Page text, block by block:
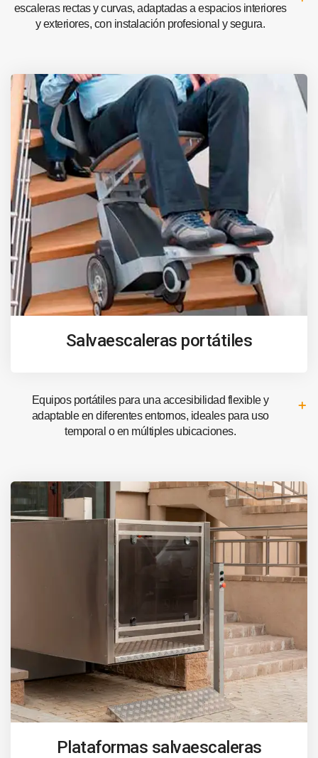
escaleras rectas y curvas, adaptadas a espacios interiores
y exteriores, con instalación profesional y segura.
Salvaescaleras portátiles
Equipos portátiles para una accesibilidad flexible y
adaptable en diferentes entornos, ideales para uso
temporal o en múltiples ubicaciones.
Plataformas salvaescaleras